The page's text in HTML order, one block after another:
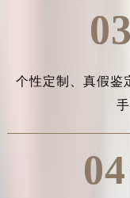
03
个性定制、 真假鉴
04